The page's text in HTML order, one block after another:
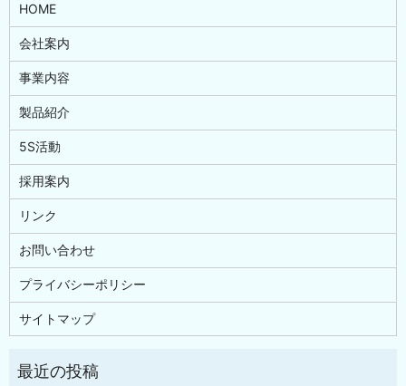
HOME
会社案内
事業内容
製品紹介
5S活動
採用案内
リンク
お問い合わせ
プライバシーポリシー
サイトマップ